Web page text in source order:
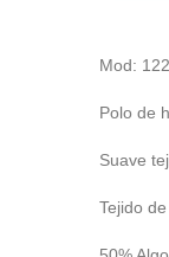
Mod:
Polo de
Suave
Tejido